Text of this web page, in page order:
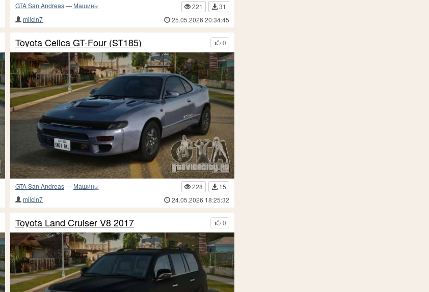
GTA San Andreas— Машины 221
31
milcin7
25.05.2026 20:34:45
0
Toyota Celica GT-Four (ST185)
GTA San Andreas— Машины 228
15
milcin7
24.05.2026 18:25:32
0
Toyota Land Cruiser V8 2017